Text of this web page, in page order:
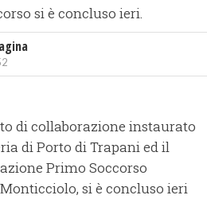
si è concluso ieri.
di collaborazione instaurato
di Porto di Trapani ed il
Primo Soccorso
si è concluso ieri